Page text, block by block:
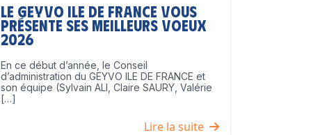
Le GEYVO Ile de France vous
présente ses meilleurs voeux
2026
En ce début d’année, le Conseil
d’administration du GEYVO ILE DE FRANCE et
son équipe (Sylvain ALI, Claire SAURY, Valérie
[…]
Lire la suite